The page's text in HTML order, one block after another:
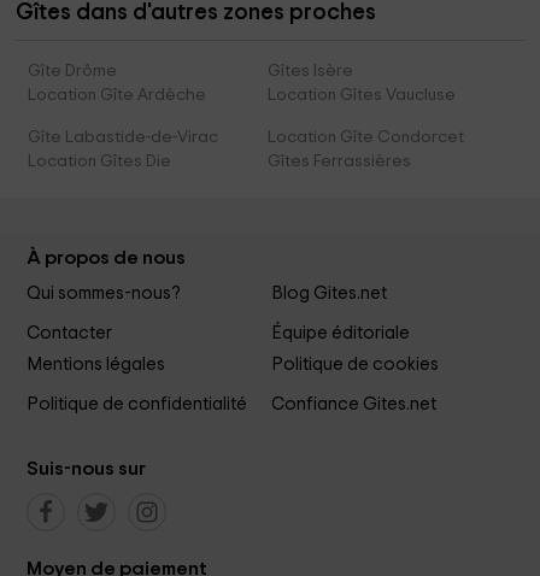
Gîtes dans d'autres zones proches
Gîte Drôme
Gîtes Isère
Location Gîte Ardèche
Location Gîtes Vaucluse
Gîte Labastide-de-Virac
Location Gîte Condorcet
Location Gîtes Die
Gîtes Ferrassières
À propos de nous
Qui sommes-nous? Blog Gites.net
Contacter
Équipe éditoriale
Mentions légales
Politique de cookies
Politique de confidentialité Confiance Gites.net
Suis-nous sur
Moyen de paiement